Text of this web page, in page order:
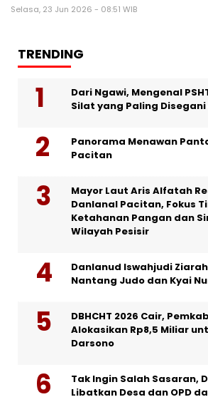
Selasa, 23 Jun 2026 - 08:51 WIB
TRENDING
Dari Ngawi, Mengenal
Silat yang Paling
Panorama Menawan
Pacitan
Mayor Laut Aris Alfatah
Danlanal Pacitan, Fokus
Ketahanan Pangan dan
Wilayah Pesisir
Danlanud Iswahjudi
Nantang Judo dan Kyai
DBHCHT 2026 Cair,
Alokasikan Rp8,5 Miliar
Darsono
Tak Ingin Salah Sasaran,
Libatkan Desa dan OPD